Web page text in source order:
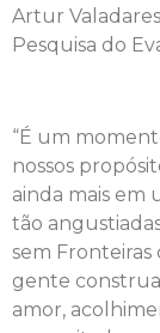
Artur
Pesquisa do
“É um
nossos
ainda mais em
tão
sem Fronteiras
gente
amor,